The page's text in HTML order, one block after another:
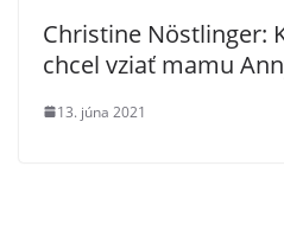
Christine Nöstlinger:
chcel vziať mamu
13. júna 2021